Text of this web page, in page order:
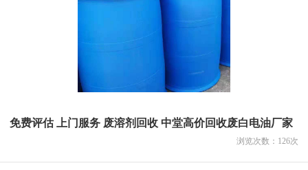
免费评估 上门服务 废溶剂回收 中堂高价回收废白电油厂家
浏览次数： 126次